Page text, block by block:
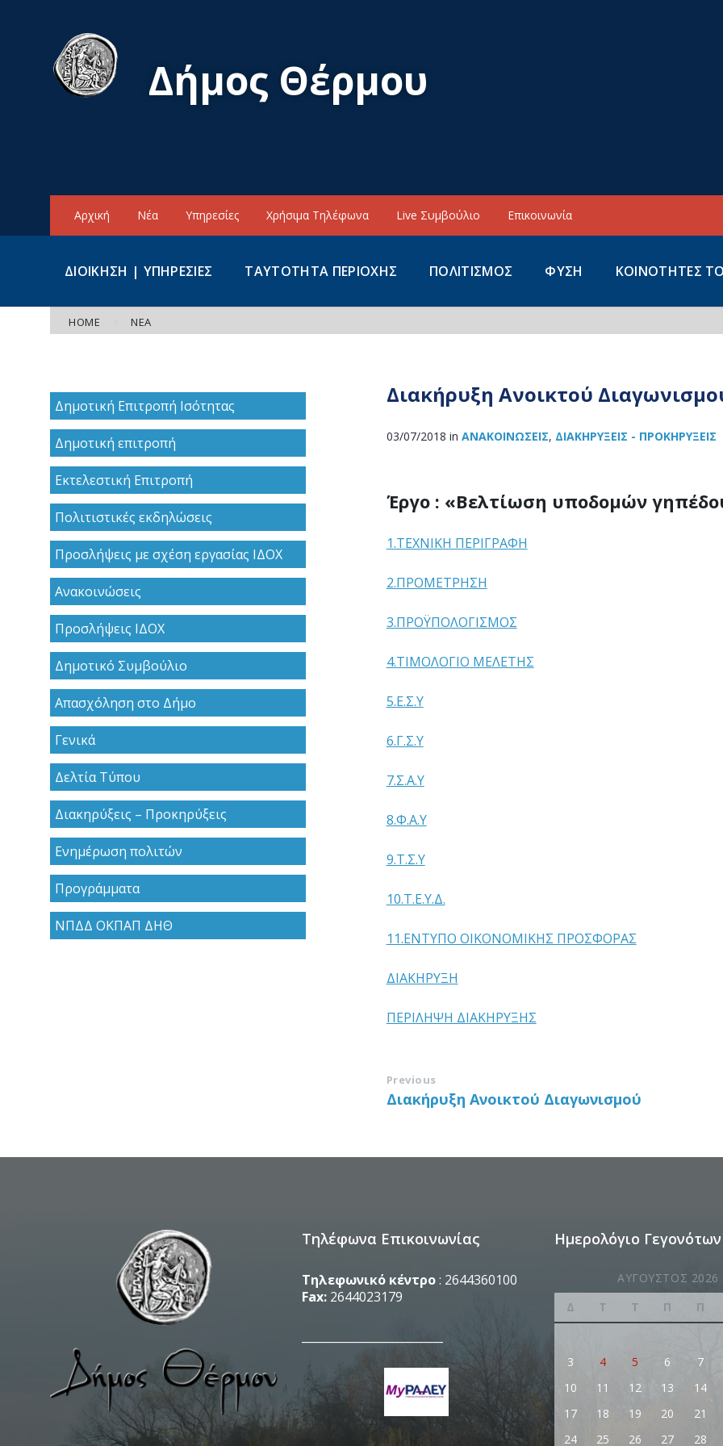
navigation
Δήμος Θέρμου
Αρχική Νέα Υπηρεσίες Χρήσιμα Τηλέφωνα Live Συμβούλιο Επικοινωνία
ΔΙΟΙΚΗΣΗ | ΥΠΗΡΕΣΙΕΣ ΤΑΥΤΟΤΗΤΑ ΠΕΡΙΟΧΗΣ ΠΟΛΙΤΙΣΜΟΣ ΦΥΣΗ ΚΟΙΝΟΤΗΤΕΣ
HOME ΝΈΑ
Διακήρυξη Ανοικτού
03/07/2018 in ΑΝΑΚOΙΝΏΣΕΙΣ, ΔΙΑΚΗΡΎΞΕΙΣ - ΠΡΟΚΗΡΎΞΕΙΣ
Έργο : «Βελτίωση υποδομών
1.ΤΕΧΝΙΚΗ ΠΕΡΙΓΡΑΦΗ
2.ΠΡΟΜΕΤΡΗΣΗ
3.ΠΡΟΫΠΟΛΟΓΙΣΜΟΣ
4.ΤΙΜΟΛΟΓΙΟ ΜΕΛΕΤΗΣ
5.Ε.Σ.Υ
6.Γ.Σ.Υ
7.Σ.Α.Υ
8.Φ.Α.Υ
9.Τ.Σ.Υ
10.Τ.Ε.Υ.Δ.
11.ΕΝΤΥΠΟ ΟΙΚΟΝΟΜΙΚΗΣ ΠΡΟΣΦΟΡΑΣ
ΔΙΑΚΗΡΥΞΗ
ΠΕΡΙΛΗΨΗ ΔΙΑΚΗΡΥΞΗΣ
Previous
Διακήρυξη Ανοικτού Διαγωνισμού
Δημοτική Επιτροπή Ισότητας
Δημοτική επιτροπή
Εκτελεστική Επιτροπή
Πολιτιστικές εκδηλώσεις
Προσλήψεις με σχέση εργασίας ΙΔΟΧ
Ανακoινώσεις
Προσλήψεις ΙΔΟΧ
Δημοτικό Συμβούλιο
Απασχόληση στο Δήμο
Γενικά
Δελτία Τύπου
Διακηρύξεις – Προκηρύξεις
Ενημέρωση πολιτών
Προγράμματα
ΝΠΔΔ ΟΚΠΑΠ ΔΗΘ
Τηλέφωνα Επικοινωνίας
Τηλεφωνικό κέντρο: 2644360100
Fax: 2644023179
Ημερολόγιο Γεγονότων
ΑΎΓΟΥΣΤΟΣ 2026
Δ
Τ Τ Π Π
3 4 5 6
7
10
11 12 13
14
17
18 19 20
21
24
25 26 27 28